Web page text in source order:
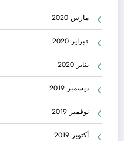
مارس 2020
فبراير 2020
يناير 2020
ديسمبر 2019
نوفمبر 2019
أكتوبر 2019